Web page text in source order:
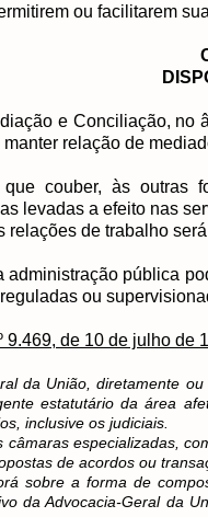
ou facilitarem
e Conciliação, no
relação de
couber, às outras
levadas a efeito nas
relações de trabalho
administração pública
ou
9.469, de 10 de julho de
da União, diretamente
estatutário da área
inclusive os judiciais.
câmaras especializadas,
de acordos ou
sobre a forma de
da Advocacia-Geral da